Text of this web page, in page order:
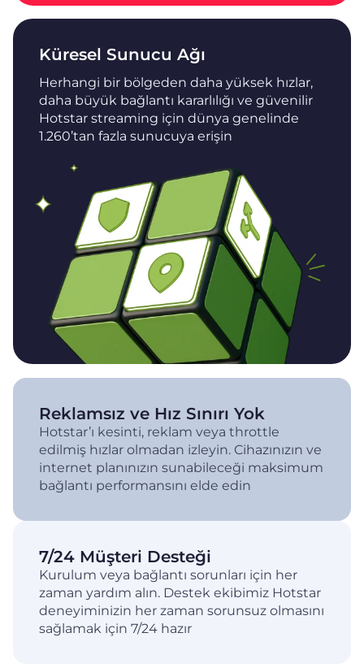
Küresel Sunucu Ağı
Herhangi bir bölgeden daha yüksek hızlar,
daha büyük bağlantı kararlılığı ve güvenilir
Hotstar streaming için dünya genelinde
1.260’tan fazla sunucuya erişin
Reklamsız ve Hız Sınırı Yok
Hotstar’ı kesinti, reklam veya throttle
edilmiş hızlar olmadan izleyin. Cihazınızın ve
internet planınızın sunabileceği maksimum
bağlantı performansını elde edin
7/24 Müşteri Desteği
Kurulum veya bağlantı sorunları için her
zaman yardım alın. Destek ekibimiz Hotstar
deneyiminizin her zaman sorunsuz olmasını
sağlamak için 7/24 hazır